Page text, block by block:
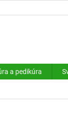
PODMIENKY
a pedikúra